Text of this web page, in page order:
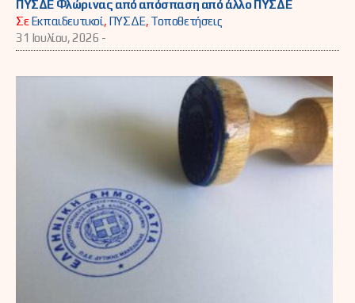
ΠΥΣΔΕ Φλώρινας από απόσπαση από άλλο ΠΥΣΔΕ
ΣεΕκπαιδευτικοί, ΠΥΣΔΕ, Τοποθετήσεις
31 Ιουλίου, 2026 -